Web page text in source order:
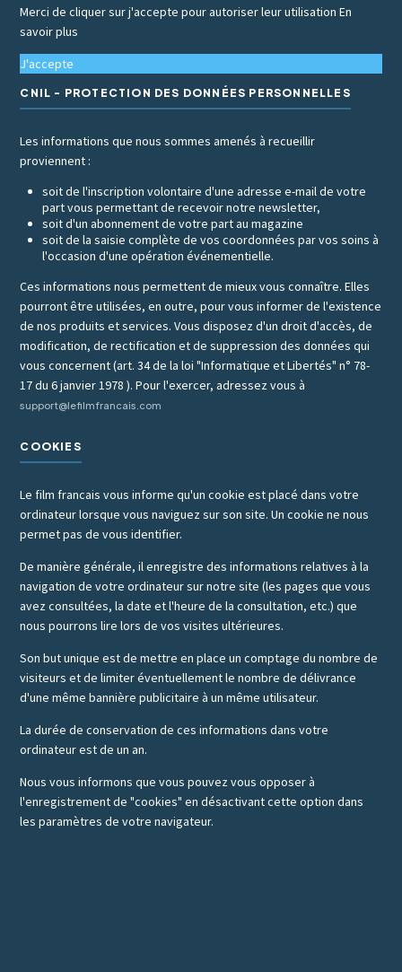
Merci de cliquer sur j'accepte pour autoriser leur utilisationEn
savoir plus
J'accepte
CNIL - PROTECTION DES DONNÉES PERSONNELLES
Les informations que nous sommes amenés à recueillir
proviennent :
soit de l'inscription volontaire d'une adresse e-mail de votre
part vous permettant de recevoir notre newsletter,
soit d'un abonnement de votre part au magazine
soit de la saisie complète de vos coordonnées par vos soins à
l'occasion d'une opération événementielle.
Ces informations nous permettent de mieux vous connaître. Elles
pourront être utilisées, en outre, pour vous informer de l'existence
de nos produits et services. Vous disposez d'un droit d'accès, de
modification, de rectification et de suppression des données qui
vous concernent (art. 34 de la loi "Informatique et Libertés" n° 78-
17 du 6 janvier 1978 ). Pour l'exercer, adressez vous à
support@lefilmfrancais.com
COOKIES
Le film francais vous informe qu'un cookie est placé dans votre
ordinateur lorsque vous naviguez sur son site. Un cookie ne nous
permet pas de vous identifier.
De manière générale, il enregistre des informations relatives à la
navigation de votre ordinateur sur notre site (les pages que vous
avez consultées, la date et l'heure de la consultation, etc.) que
nous pourrons lire lors de vos visites ultérieures.
Son but unique est de mettre en place un comptage du nombre de
visiteurs et de limiter éventuellement le nombre de délivrance
d'une même bannière publicitaire à un même utilisateur.
La durée de conservation de ces informations dans votre
ordinateur est de un an.
Nous vous informons que vous pouvez vous opposer à
l'enregistrement de "cookies" en désactivant cette option dans
les paramètres de votre navigateur.